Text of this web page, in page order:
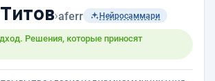
›aferr Нейросаммари
Решения, которые приносят